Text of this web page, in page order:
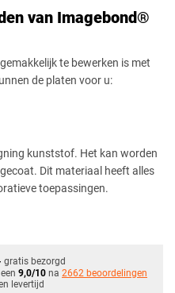
van Imagebond®
te bewerken is met
de platen voor u:
kunststof. Het kan worden
Dit materiaal heeft alles
toepassingen.
gratis bezorgd
9,0/10 na 2662 beoordelingen
levertijd